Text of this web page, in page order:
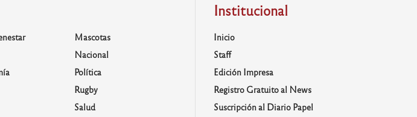
Mascotas
Nacional
Política
Rugby
Salud
Institucional
Inicio
Staff
Edición Impresa
Registro Gratuito al News
Suscripción al Diario Papel